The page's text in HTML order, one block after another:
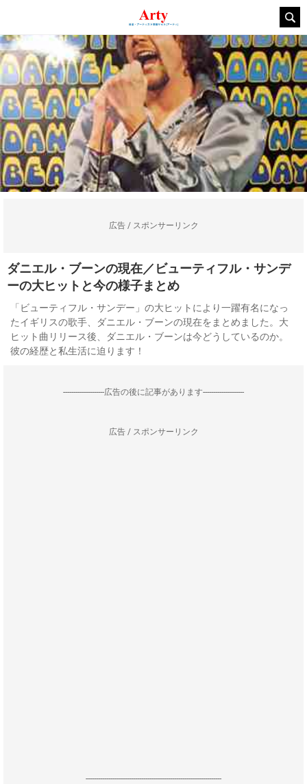
広告 / スポンサーリンク
ダニエル・ブーンの現在／ビューティフル・サンデ
ーの大ヒットと今の様子まとめ
「ビューティフル・サンデー」の大ヒットにより一躍有名になっ
たイギリスの歌手、ダニエル・ブーンの現在をまとめました。大
ヒット曲リリース後、ダニエル・ブーンは今どうしているのか。
彼の経歴と私生活に迫ります！
--------------------広告の後に記事があります--------------------
広告 / スポンサーリンク
------------------------------------------------------------------